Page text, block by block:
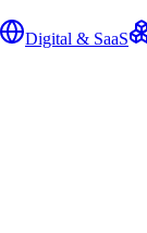
Digital & SaaS